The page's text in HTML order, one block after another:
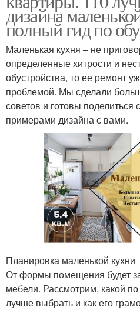
дизайна
полный гид по
Маленькая кухня – не
определенные хитрости и
обустройства, то ее ремонт
проблемой. Мы сделали
советов и готовы
примерами дизайна с вами.
Планировка маленькой кухни
От формы помещения будет
мебели. Рассмотрим, какой
лучше выбрать и как его